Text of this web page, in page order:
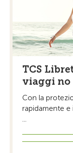
TCS
viaggi no
Con la
rapidamente e
...